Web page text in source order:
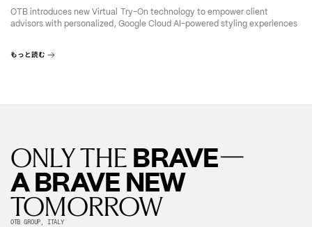
OTB introduces new Virtual Try-On technology to empower client
advisors with personalized, Google Cloud AI-powered styling experiences
もっと読む
ONLY THE BRAVE—
A BRAVE NEW
TOMORROW
OTB GROUP, ITALY